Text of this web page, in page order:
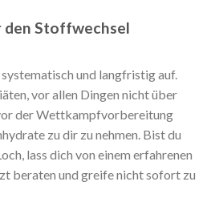
den Stoffwechsel
und langfristig auf.
vor allen Dingen nicht über
der Wettkampfvorbereitung
zu dir zu nehmen. Bist du
lass dich von einem erfahrenen
beraten und greife nicht sofort zu